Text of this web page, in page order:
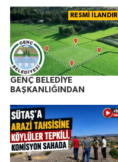
RESMİ İLANDIR
GENÇ BELEDİYE
BAŞKANLIĞINDAN